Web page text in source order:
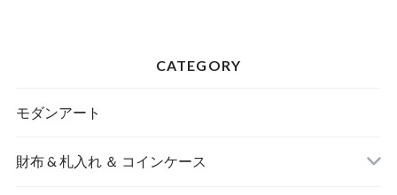
CATEGORY
モダンアート
財布 & 札入れ ＆ コインケース